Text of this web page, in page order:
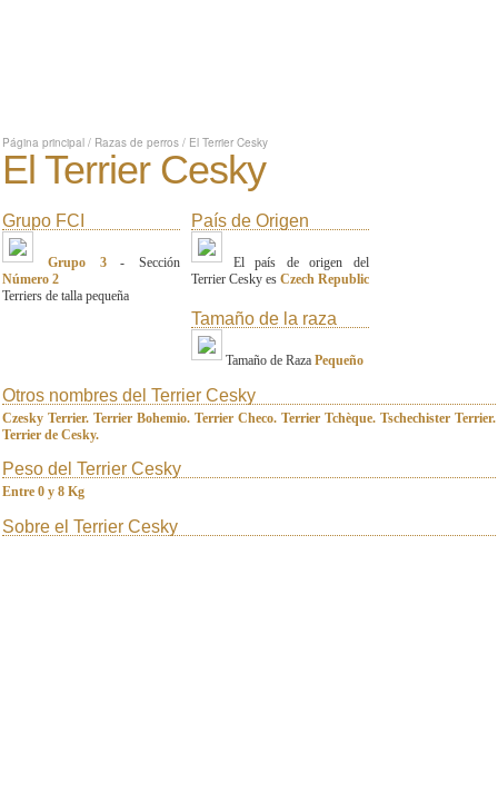
Página principal / Razas de perros / El Terrier Cesky
El Terrier Cesky
Grupo FCI
Grupo 3- Sección
Número 2
Terriers de talla pequeña
País de Origen
El país de origen del
Terrier Cesky es Czech Republic
Tamaño de la raza
Tamaño de Raza Pequeño
Otros nombres del Terrier Cesky
Czesky Terrier. Terrier Bohemio. Terrier Checo. Terrier Tchèque. Tschechister Terrier.
Terrier de Cesky.
Peso del Terrier Cesky
Entre 0 y 8 Kg
Sobre el Terrier Cesky